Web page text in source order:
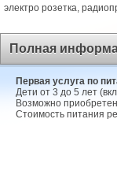
электро розетка,
Полная
Первая услуга по
Дети от 3 до 5 лет
Возможно
Стоимость питания